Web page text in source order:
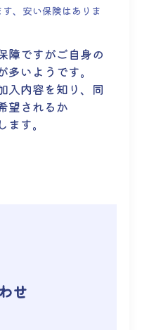
、安い保険はありま
障ですがご自身の
いようです。
入内容を知り、同
望されるか
す。
せ